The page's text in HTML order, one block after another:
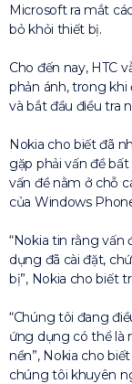
Microsoft ra mắt
bỏ khỏi thiết bị.
Cho đến nay, HTC
phản ánh, trong khi
và bắt đầu điều tra
Nokia cho biết đã
gặp phải vấn đề
vấn đề nằm ở chỗ
của Windows
“Nokia tin rằng vấn
dụng đã cài đặt,
bị”, Nokia cho biết
“Chúng tôi đang
ứng dụng có thể là
nền”, Nokia cho
chúng tôi khuyên